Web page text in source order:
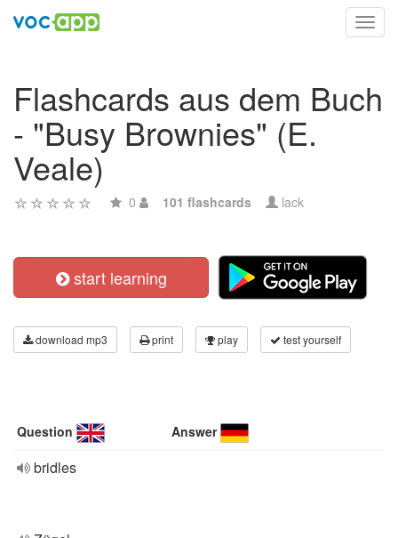
Flashcards aus dem Buch
- "Busy Brownies" (E.
Veale)
0 101 flashcards lack
start learning
download mp3 print play test yourself
Question Answer
bridles